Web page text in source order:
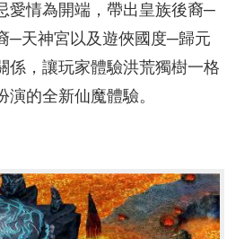
愛情為開端，帶出皇族後裔─
─天神宮以及遊俠國度─歸元
係，讓玩家體驗洪荒獨樹一格
的全新仙魔體驗。